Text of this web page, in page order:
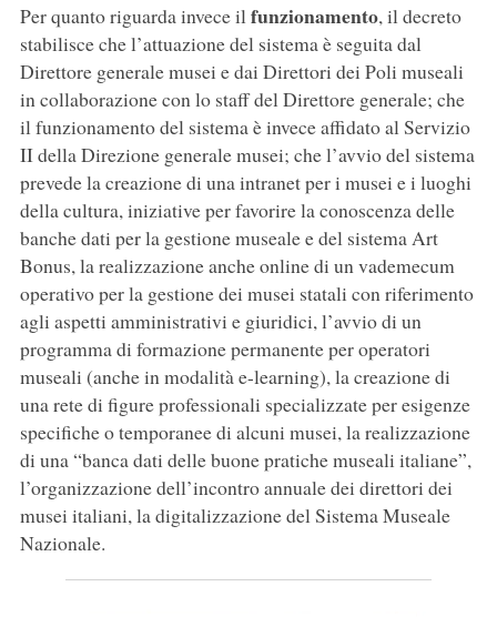
Per quanto riguarda invece ilfunzionamento, il decreto
stabilisce che l’attuazione del sistema è seguita dal
Direttore generale musei e dai Direttori dei Poli museali
in collaborazione con lo staff del Direttore generale; che
il funzionamento del sistema è invece affidato al Servizio
II della Direzione generale musei; che l’avvio del sistema
prevede la creazione di una intranet per i musei e i luoghi
della cultura, iniziative per favorire la conoscenza delle
banche dati per la gestione museale e del sistema Art
Bonus, la realizzazione anche online di un vademecum
operativo per la gestione dei musei statali con riferimento
agli aspetti amministrativi e giuridici, l’avvio di un
programma di formazione permanente per operatori
museali (anche in modalità e-learning), la creazione di
una rete di figure professionali specializzate per esigenze
specifiche o temporanee di alcuni musei, la realizzazione
di una “banca dati delle buone pratiche museali italiane”,
l’organizzazione dell’incontro annuale dei direttori dei
musei italiani, la digitalizzazione del Sistema Museale
Nazionale.